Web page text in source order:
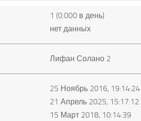
1 (0.000 в день)
нет данных
Лифан Солано 2
25 Ноябрь 2016, 19:14:24
21 Апрель 2025, 15:17:12
15 Март 2018, 10:14:39